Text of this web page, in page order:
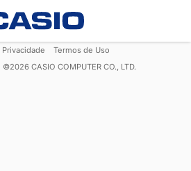
Termos de Uso
©2026 CASIO COMPUTER CO., LTD.